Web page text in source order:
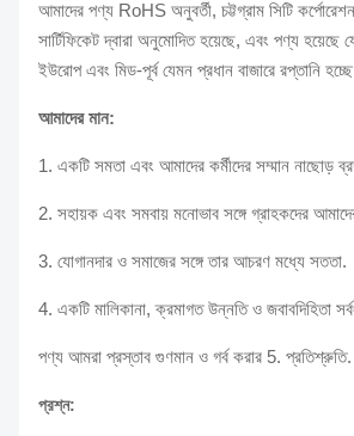
আমাদের পণ্য RoHS অনুবর্তী, চট্টগ্রাম সিটি
সার্টিফিকেট দ্বারা অনুমোদিত হয়েছে, এবং পণ্য
ইউরোপ এবং মিড-পূর্ব যেমন প্রধান বাজারে রপ্তানি
আমাদের মান:
1. একটি সমতা এবং আমাদের কর্মীদের সম্মান নাছোড়
2. সহায়ক এবং সমবায় মনোভাব সঙ্গে গ্রাহকদের
3. যোগানদার ও সমাজের সঙ্গে তার আচরণ মধ্যে সততা.
4. একটি মালিকানা, ক্রমাগত উন্নতি ও জবাবদিহিতা
পণ্য আমরা প্রস্তাব গুণমান ও গর্ব করার 5. প্রতিশ্রুতি.
প্রশ্ন: